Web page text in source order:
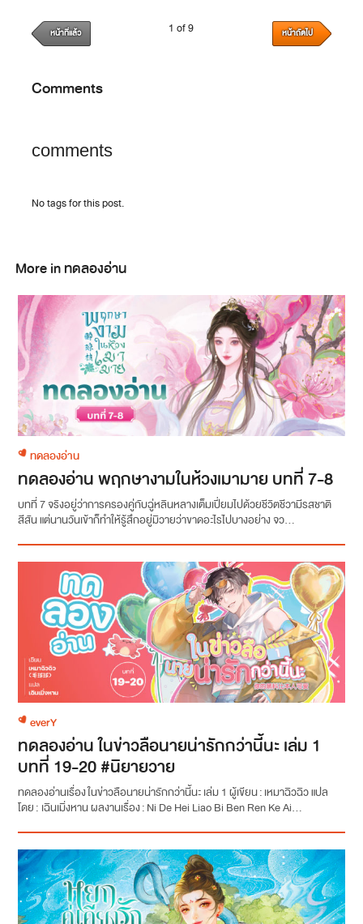
หน้าที่แล้ว 1 of 9 หน้าถัดไป
Comments
comments
No tags for this post.
More in ทดลองอ่าน
ทดลองอ่าน
ทดลองอ่าน พฤกษางามในห้วงเมามาย บทที่ 7-8
บทที่ 7 จริงอยู่ว่าการครองคู่กับฉู่หลินหลางเต็มเปี่ยมไปด้วยชีวิตชีวามีรสชาติ
สีสัน แต่นานวันเข้าก็ทำให้รู้สึกอยู่มิวายว่าขาดอะไรไปบางอย่าง จว...
everY
ทดลองอ่าน ในข่าวลือนายน่ารักกว่านี้นะ เล่ม 1
บทที่ 19-20 #นิยายวาย
ทดลองอ่านเรื่อง ในข่าวลือนายน่ารักกว่านี้นะ เล่ม 1 ผู้เขียน : เหมาฉิวฉิว แปล
โดย : เฉินเมิ่งหาน ผลงานเรื่อง : Ni De Hei Liao Bi Ben Ren Ke Ai...